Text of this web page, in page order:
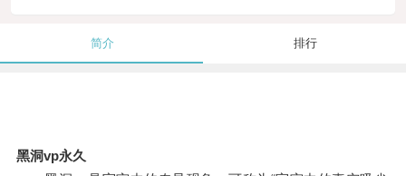
简介 排行
黑洞vp永久